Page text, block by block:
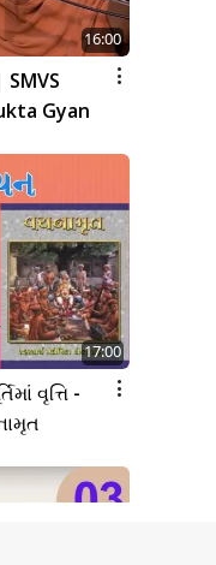
16:00
Gyan
17:00
વૃત્તિ -